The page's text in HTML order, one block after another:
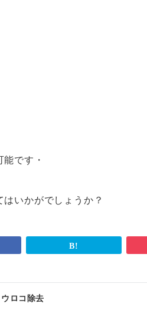
です・
いかがでしょうか？
ロコ除去